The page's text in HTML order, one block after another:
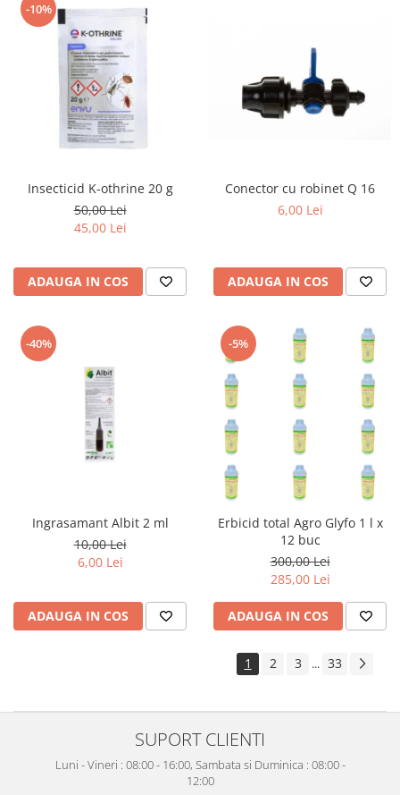
-10%
Insecticid K-othrine 20 g
50,00 Lei
45,00 Lei
ADAUGA IN COS
Conector cu robinet Q 16
6,00 Lei
ADAUGA IN COS
-40%
Ingrasamant Albit 2 ml
10,00 Lei
6,00 Lei
ADAUGA IN COS
-5%
Erbicid total Agro Glyfo 1 l x
12 buc
300,00 Lei
285,00 Lei
ADAUGA IN COS
1 2 3 ... 33
SUPORT CLIENTI
Luni - Vineri : 08:00 - 16:00, Sambata si Duminica : 08:00 -
12:00